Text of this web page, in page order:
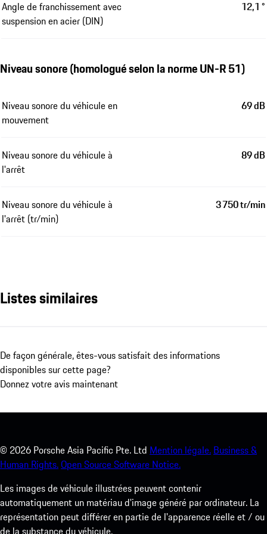
Angle de franchissement avec
suspension en acier (DIN)
12,1 °
Niveau sonore (homologué selon la norme UN-R 51)
Niveau sonore du véhicule en
mouvement
69 dB
Niveau sonore du véhicule à
l'arrêt
89 dB
Niveau sonore du véhicule à
l'arrêt (tr/min)
3 750 tr/min
Listes similaires
De façon générale, êtes-vous satisfait des informations
disponibles sur cette page?
Donnez votre avis maintenant
© 2026 Porsche Asia Pacific Pte. Ltd Mention légale. Business &
Human Rights.Open Source Software Notice.
Les images de véhicule illustrées peuvent contenir
automatiquement un matériau d'image généré par ordinateur. La
représentation peut différer en partie de l'apparence réelle et / ou
de la substance du véhicule.